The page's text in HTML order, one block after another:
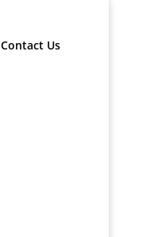
Contact Us